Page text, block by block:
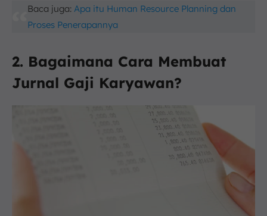
Baca juga: Apa itu Human Resource Planning dan
Proses Penerapannya
2. Bagaimana Cara Membuat
Jurnal Gaji Karyawan?